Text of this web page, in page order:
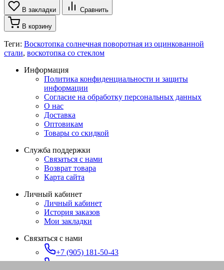
В закладки Сравнить
В корзину
Теги: Воскотопка солнечная поворотная из оцинкованной
стали, воскотопка со стеклом
Информация
Политика конфиденциальности и защиты
информации
Согласие на обработку персональных данных
О нас
Доставка
Оптовикам
Товары со скидкой
Служба поддержки
Связаться с нами
Возврат товара
Карта сайта
Личный кабинет
Личный кабинет
История заказов
Мои закладки
Связаться с нами
+7 (905) 181-50-43